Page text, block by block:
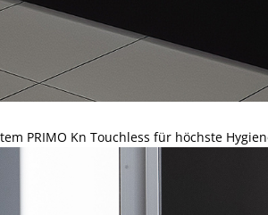
PRIMO Kn Touchless für höchste